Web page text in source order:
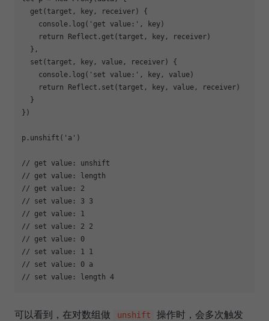
  get(target, key, receiver) {
console .log( 'get value:' , key)
return
Reflect .get(target, key, receiver)
  },
  set(target, key, value, receiver) {
console .log( 'set value:' , key, value)
return
Reflect .set(target, key, value, receiver)
  }
})
p.unshift( 'a' )
// get value: unshift
// get value: length
// get value: 2
// set value: 3 3
// get value: 1
// set value: 2 2
// get value: 0
// set value: 1 1
// set value: 0 a
// set value: length 4
可以看到，在对数组做 unshift 操作时，会多次触发